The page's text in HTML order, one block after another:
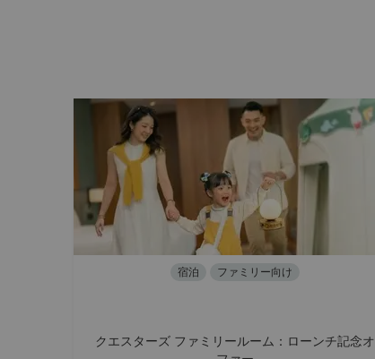
宿泊 ファミリー向け
クエスターズ ファミリールーム：ローンチ記念オ